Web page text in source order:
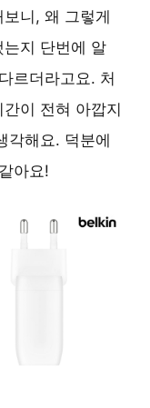
니, 왜 그렇게
지 단번에 알
르더라고요. 처
이 전혀 아깝지
각해요. 덕분에
아요!